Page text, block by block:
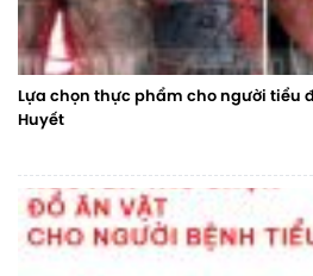
Lựa chọn thực phẩm cho người tiểu
Huyết